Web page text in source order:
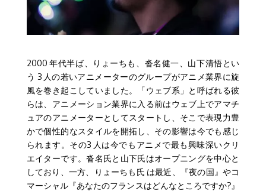
2000 年代半ば、りょーちも、沓名健一、山下清悟とい
う 3 人の若いアニメーターのグループがアニメ業界に旋
風を巻き起こしていました。「ウェブ系」と呼ばれる彼
らは、アニメーション業界に入る前はウェブ上でアマチ
ュアのアニメーターとしてスタートし、そこで表現力豊
かで個性的なスタイルを開拓し、その影響は今でも感じ
られます。その3 人は今でもアニメで最も興味深いクリ
エイターです。沓名氏と山下氏はオープニングを中心と
しており、一方、りょーちも氏 は最近、『夜の国』やコ
マーシャル『あなたのフランスはどんなところですか?』